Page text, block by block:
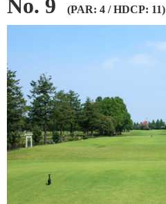
No. 9 (PAR: 4 / HDCP: 11)